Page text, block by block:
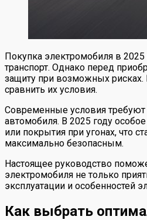
Покупка электромобиля в 2025
транспорт. Однако перед
защиту при возможных рисках.
сравнить их условия.
Современные условия требуют
автомобиля. В 2025 году
или покрытия при угонах, что
максимально безопасным.
Настоящее руководство
электромобиля не только
эксплуатации и особенностей
Как выбрать